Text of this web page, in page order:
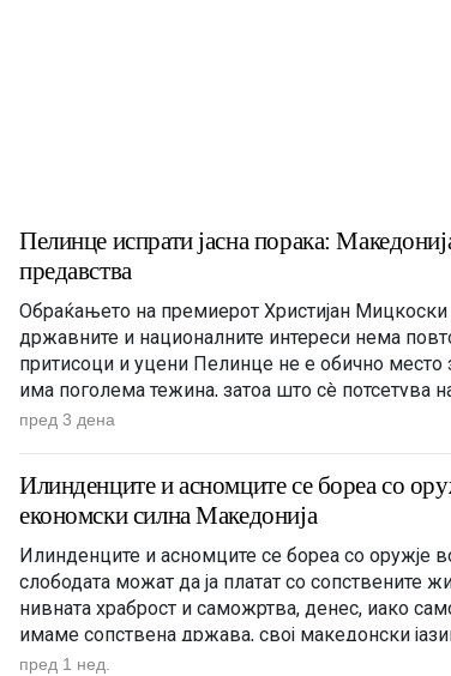
Пелинце испрати јасна порака:
предавства
Обраќањето на премиерот Христијан
државните и националните интереси нема
притисоци и уцени Пелинце не е обично место
има поголема тежина, затоа што сè потсетува
македонскиот народ. Затоа изјавата на
пред 3 дена
Илинденците и асномците се бореа со
економски силна Македонија
Илинденците и асномците се бореа со оружје
слободата можат да ја платат со сопствените
нивната храброст и саможртва, денес, иако
имаме сопствена држава, свој македонски
славиме македонското име. Нивниот аманет
пред 1 нед.